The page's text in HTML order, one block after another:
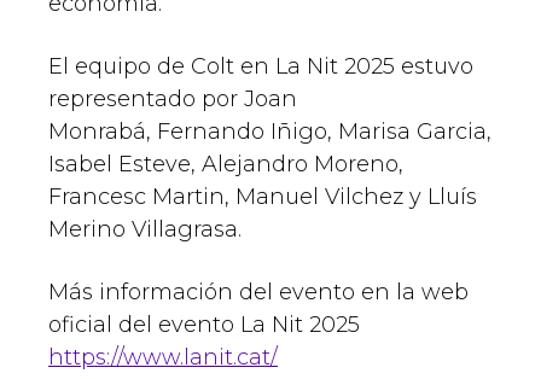
El equipo de Colt en La Nit 2025 estuvo
representado por Joan
Monrabá, Fernando Iñigo, Marisa Garcia,
Isabel Esteve, Alejandro Moreno,
Francesc Martin, Manuel Vilchez y Lluís
Merino Villagrasa.
Más información del evento en la web
oficial del evento La Nit 2025
https://www.lanit.cat/